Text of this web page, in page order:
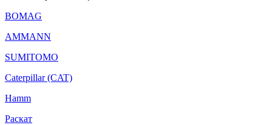
BOMAG
AMMANN
SUMITOMO
Caterpillar (CAT)
Hamm
Раскат